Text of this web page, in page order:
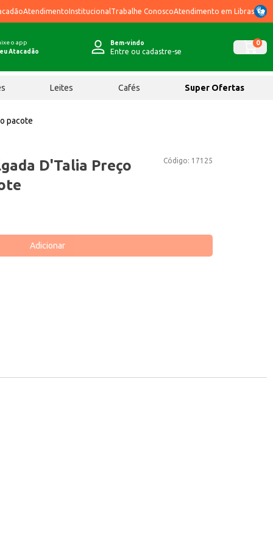
AtendimentoInstitucional Trabalhe ConoscoAtendimento em Libras
o app
Atacadão
Bem-vindo
Entre ou cadastre-se
0
Leites Cafés Super Ofertas
pacote
Código: 17125
D'Talia Preço
Adicionar